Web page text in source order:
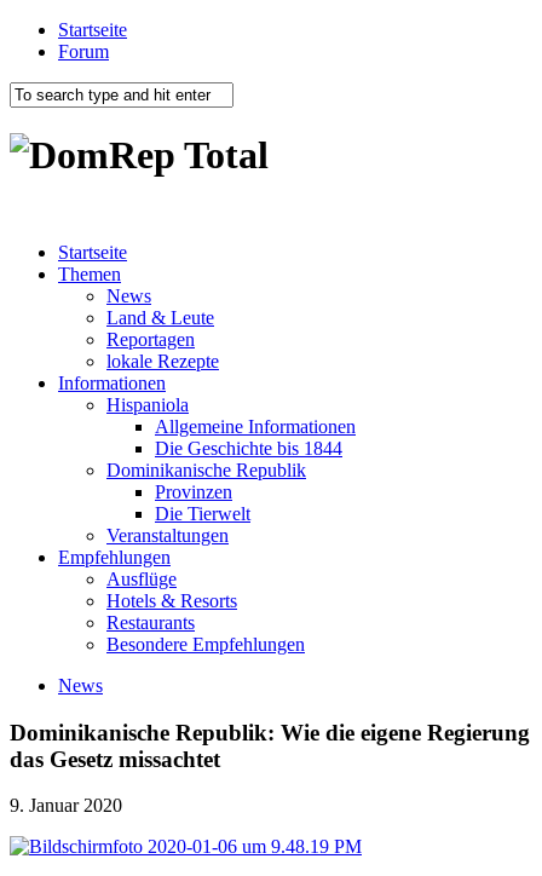
Startseite
Forum
Startseite
Themen
News
Land & Leute
Reportagen
lokale Rezepte
Informationen
Hispaniola
Allgemeine Informationen
Die Geschichte bis 1844
Dominikanische Republik
Provinzen
Die Tierwelt
Veranstaltungen
Empfehlungen
Ausflüge
Hotels & Resorts
Restaurants
Besondere Empfehlungen
News
Dominikanische Republik: Wie die eigene Regierung
das Gesetz missachtet
9. Januar 2020